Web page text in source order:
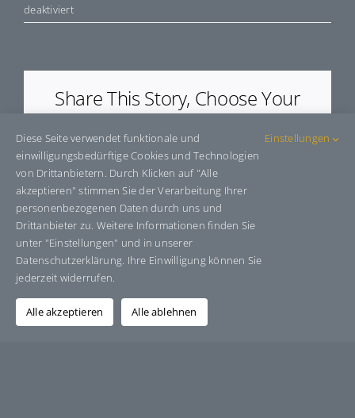
deaktiviertfür
E99828
Share This Story, Choose Your
Platform!
Facebook BlueskyReddit LinkedInWhatsAppTelegram
E-
Mail
Über den Autor:Grafik-Design-Jutta-Sucker
Diese Seite verwendet funktionale und
einwilligungsbedürftige Cookies und Technologien
von Drittanbietern. Durch Klicken auf "Alle
akzeptieren" stimmen Sie der Verarbeitung Ihrer
personenbezogenen Daten durch uns und
Drittanbieter zu. Weitere Informationen finden Sie
unter "Einstellungen" und in unserer
Datenschutzerklärung. Ihre Einwilligung können Sie
jederzeit widerrufen.
Einstellungen
Alle akzeptieren Alle ablehnen